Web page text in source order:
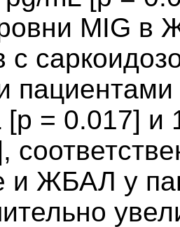
MIG в
с
[p = 0.017] и
и ЖБАЛ у